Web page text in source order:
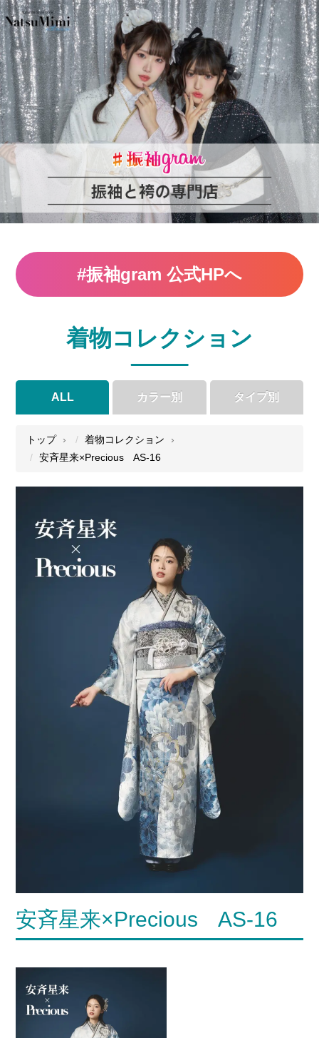
#振袖gram 公式HPへ
着物コレクション
ALL カラー別
● ● ●
タイプ別
トップ
着物コレクション
安斉星来×Precious AS-16
安斉星来×Precious AS-16